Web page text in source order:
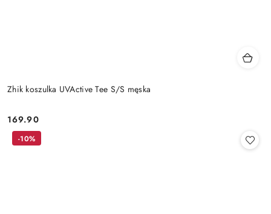
Zhik koszulka UVActive Tee S/S męska
Cena:
169.90
-10%